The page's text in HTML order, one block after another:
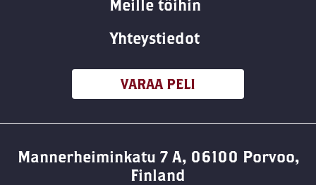
Meille töihin
Yhteystiedot
VARAA PELI
Mannerheiminkatu 7 A, 06100 Porvoo,
Finland